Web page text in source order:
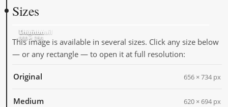
Sizes
Original
656 × 734
Medium
620 × 694
Thumbnail
250 × 250
This image is available in several sizes. Click any size below
— or any rectangle — to open it at full resolution:
Original 656 × 734 px
Medium 620 × 694 px